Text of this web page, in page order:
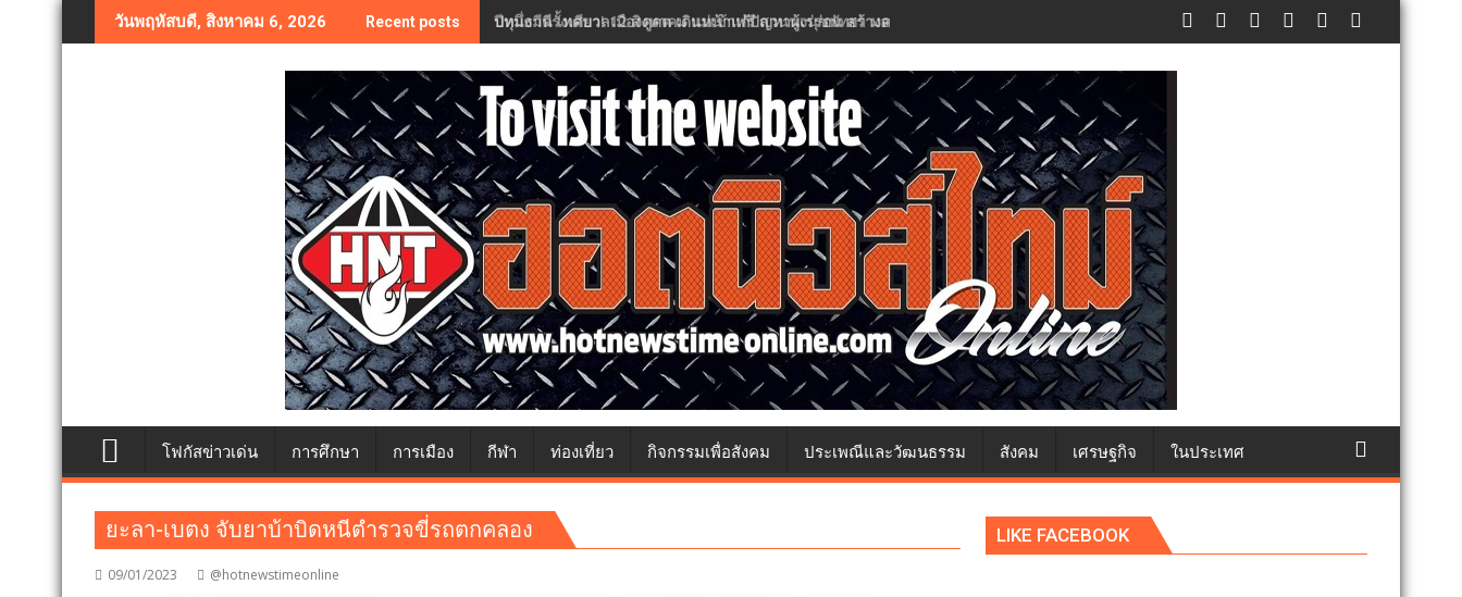
to
วันพฤหัสบดี, สิงหาคม 6, 2026 Recent posts ปทุมธานี เทศบาลเมืองคูคต เดินหน้าแก้ปัญหาผู้เร่ร่อน สร้างความปลอดภัยประชาชน
โฟกัสข่าวเด่น การศึกษา การเมือง กีฬา ท่องเที่ยว กิจกรรมเพื่อสังคม ประเพณีและวัฒนธรรม สังคม เศรษฐกิจ ในประเทศ
ยะลา-เบตง จับยาบ้าบิดหนีตำรวจขี่รถตกคลอง
09/01/2023 @hotnewstimeonline
LIKE FACEBOOK